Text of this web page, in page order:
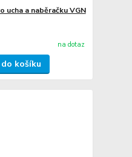
a naběračku VGN
na dotaz
košíku